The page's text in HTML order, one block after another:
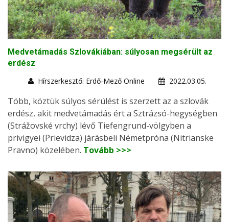
Medvetámadás Szlovákiában: súlyosan megsérült az
erdész
Hírszerkesztő: Erdő-Mező Online
2022.03.05.
Több, köztük súlyos sérülést is szerzett az a szlovák
erdész, akit medvetámadás ért a Sztrázsó-hegységben
(Strážovské vrchy) lévő Tiefengrund-völgyben a
privigyei (Prievidza) járásbeli Németpróna (Nitrianske
Pravno) közelében. Tovább >>>